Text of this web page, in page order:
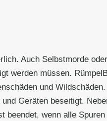
Auch Selbstmorde
werden müssen.
und Wildschäden.
Geräten beseitigt.
wenn alle